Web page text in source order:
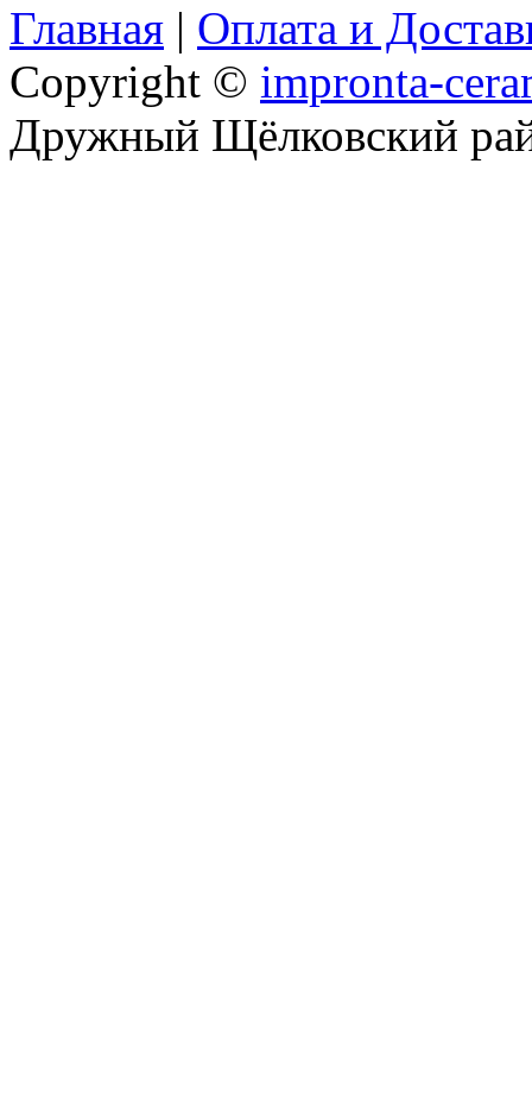
Главная | Оплата и
Copyright © impronta-
Дружный Щёлковский